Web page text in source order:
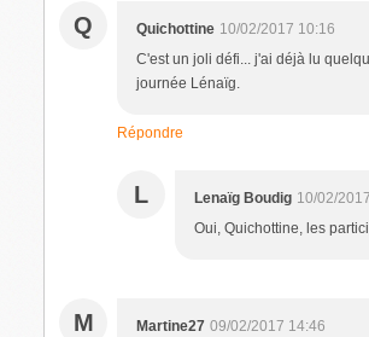
Q Quichottine 10/02/2017 10:16
C'est un joli défi... j'ai déjà lu
journée Lénaïg.
Répondre
L Lenaïg Boudig 10/02/
Oui, Quichottine, les
M Martine27 09/02/2017 14:46